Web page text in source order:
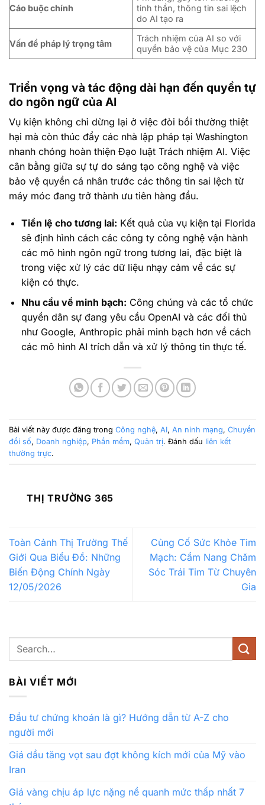
Cáo buộc chính
tinh thần, thông tin sai lệch
do AI tạo ra
Vấn đề pháp lý trọng tâm
Trách nhiệm của AI so với
quyền bảo vệ của Mục 230
Triển vọng và tác động dài hạn đến quyền tự
do ngôn ngữ của AI
Vụ kiện không chỉ dừng lại ở việc đòi bồi thường thiệt
hại mà còn thúc đẩy các nhà lập pháp tại Washington
nhanh chóng hoàn thiện Đạo luật Trách nhiệm AI. Việc
cân bằng giữa sự tự do sáng tạo công nghệ và việc
bảo vệ quyền cá nhân trước các thông tin sai lệch từ
máy móc đang trở thành ưu tiên hàng đầu.
Tiền lệ cho tương lai: Kết quả của vụ kiện tại Florida
sẽ định hình cách các công ty công nghệ vận hành
các mô hình ngôn ngữ trong tương lai, đặc biệt là
trong việc xử lý các dữ liệu nhạy cảm về các sự
kiện có thực.
Nhu cầu về minh bạch: Công chúng và các tổ chức
quyền dân sự đang yêu cầu OpenAI và các đối thủ
như Google, Anthropic phải minh bạch hơn về cách
các mô hình AI trích dẫn và xử lý thông tin thực tế.
Bài viết này được đăng trong Công nghệ, AI, An ninh mạng, Chuyển
đổi số, Doanh nghiệp, Phần mềm, Quản trị. Đánh dấu liên kết
thường trực.
THỊ TRƯỜNG 365
Toàn Cảnh Thị Trường Thế
Giới Qua Biểu Đồ: Những
Biến Động Chính Ngày
12/05/2026
Củng Cố Sức Khỏe Tim
Mạch: Cẩm Nang Chăm
Sóc Trái Tim Từ Chuyên
Gia
BÀI VIẾT MỚI
Đầu tư chứng khoán là gì? Hướng dẫn từ A-Z cho
người mới
Giá dầu tăng vọt sau đợt không kích mới của Mỹ vào
Iran
Giá vàng chịu áp lực nặng nề quanh mức thấp nhất 7